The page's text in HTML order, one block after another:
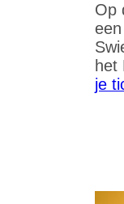
Op
het
je